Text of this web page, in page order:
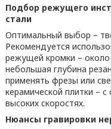
Подбор режущего
стали
Оптимальный выбор –
Рекомендуется
режущей кромки – около
небольшая глубина
применять фрезы или
керамической плитки –
высоких скоростях.
Нюансы гравировки